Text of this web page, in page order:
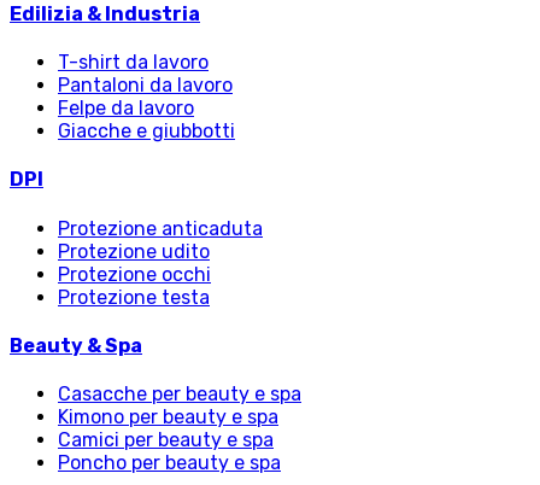
Edilizia & Industria
T-shirt da lavoro
Pantaloni da lavoro
Felpe da lavoro
Giacche e giubbotti
DPI
Protezione anticaduta
Protezione udito
Protezione occhi
Protezione testa
Beauty & Spa
Casacche per beauty e spa
Kimono per beauty e spa
Camici per beauty e spa
Poncho per beauty e spa